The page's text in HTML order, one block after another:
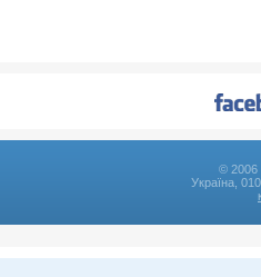
© 2006
Україна,